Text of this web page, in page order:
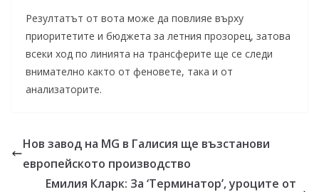
Резултатът от вота може да повлияе върху
приоритетите и бюджета за летния прозорец, затова
всеки ход по линията на трансферите ще се следи
внимателно както от феновете, така и от
анализаторите.
Нов завод на MG в Галисия ще възстанови
европейското производство
Емилия Кларк: За ‘Терминатор’, уроците от